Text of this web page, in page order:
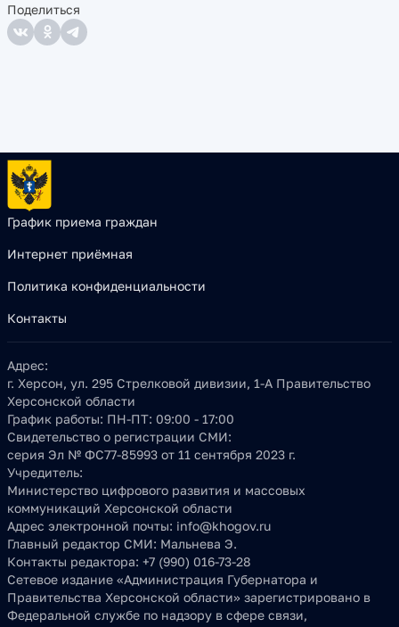
Поделиться
График приема граждан
Интернет приёмная
Политика конфиденциальности
Контакты
Адрес:
г. Херсон, ул. 295 Стрелковой дивизии, 1-А Правительство
Херсонской области
График работы: ПН-ПТ: 09:00 - 17:00
Свидетельство о регистрации СМИ:
серия Эл № ФС77-85993 от 11 сентября 2023 г.
Учредитель:
Министерство цифрового развития и массовых
коммуникаций Херсонской области
Адрес электронной почты: info@khogov.ru
Главный редактор СМИ: Мальнева Э.
Контакты редактора: +7 (990) 016-73-28
Сетевое издание «Администрация Губернатора и
Правительства Херсонской области» зарегистрировано в
Федеральной службе по надзору в сфере связи,